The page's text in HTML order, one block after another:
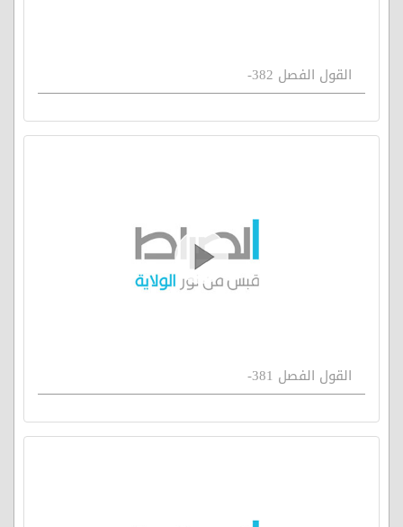
القول الفصل 382-
القول الفصل 381-